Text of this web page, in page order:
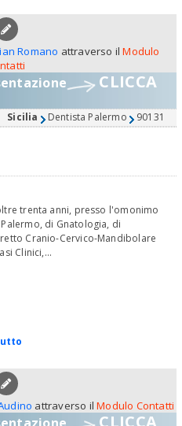
Romano attraverso ilModulo
CLICCA
Sicilia Dentista Palermo 90131
trenta anni, presso l'omonimo
di Gnatologia, di
Cranio-Cervico-Mandibolare
Clinici,...
attraverso ilModulo Contatti
CLICCA